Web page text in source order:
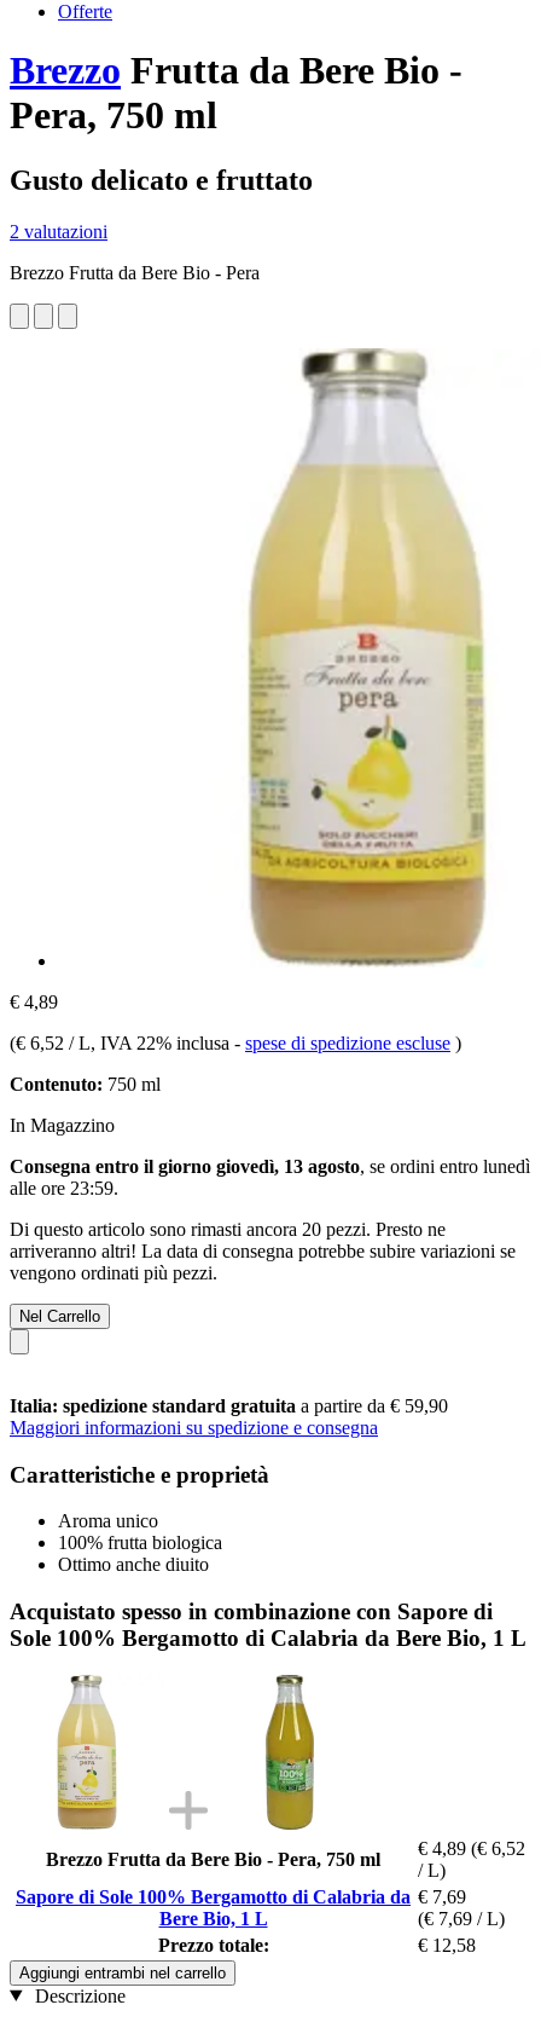
Offerte
Brezzo Frutta da Bere Bio -
Pera, 750 ml
Gusto delicato e fruttato
2 valutazioni
Brezzo Frutta da Bere Bio - Pera
€ 4,89
(€ 6,52 / L, IVA 22% inclusa - spese di spedizione escluse )
Contenuto: 750 ml
In Magazzino
Consegna entro il giorno giovedì, 13 agosto, se ordini entro lunedì
alle ore 23:59.
Di questo articolo sono rimasti ancora 20 pezzi. Presto ne
arriveranno altri! La data di consegna potrebbe subire variazioni se
vengono ordinati più pezzi.
Nel Carrello
Italia: spedizione standard gratuita a partire da € 59,90
Maggiori informazioni su spedizione e consegna
Caratteristiche e proprietà
Aroma unico
100% frutta biologica
Ottimo anche diuito
Acquistato spesso in combinazione con Sapore di
Sole 100% Bergamotto di Calabria da Bere Bio, 1 L
Brezzo Frutta da Bere Bio - Pera, 750 ml
€ 4,89 (€ 6,52
/ L)
Sapore di Sole 100% Bergamotto di Calabria da
Bere Bio, 1 L
€ 7,69
(€ 7,69 / L)
Prezzo totale:
€ 12,58
Aggiungi entrambi nel carrello
Descrizione